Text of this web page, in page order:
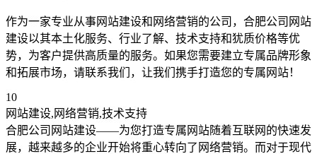
作为一家专业从事网站建设和网络营销的公司，合肥公司网站
建设以其本土化服务、行业了解、技术支持和犹质价格等优
势，为客户提供高质量的服务。如果您需要建立专属品牌形象
和拓展市场，请联系我们，让我们携手打造您的专属网站！
10
网站建设,网络营销,技术支持
合肥公司网站建设——为您打造专属网站随着互联网的快速发
展，越来越多的企业开始将重心转向了网络营销。而对于现代